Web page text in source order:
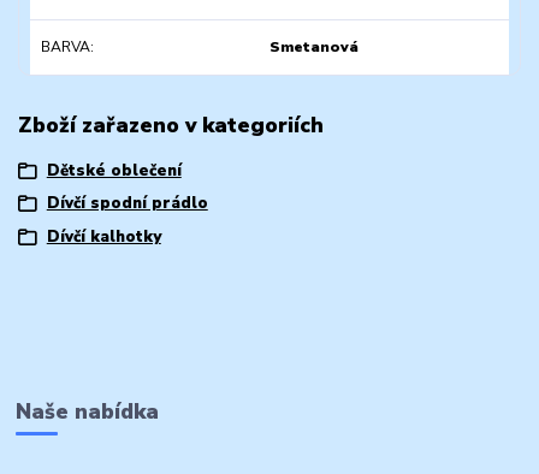
BARVA Smetanová
Zboží zařazeno v kategoriích
Dětské oblečení
Dívčí spodní prádlo
Dívčí kalhotky
Naše nabídka